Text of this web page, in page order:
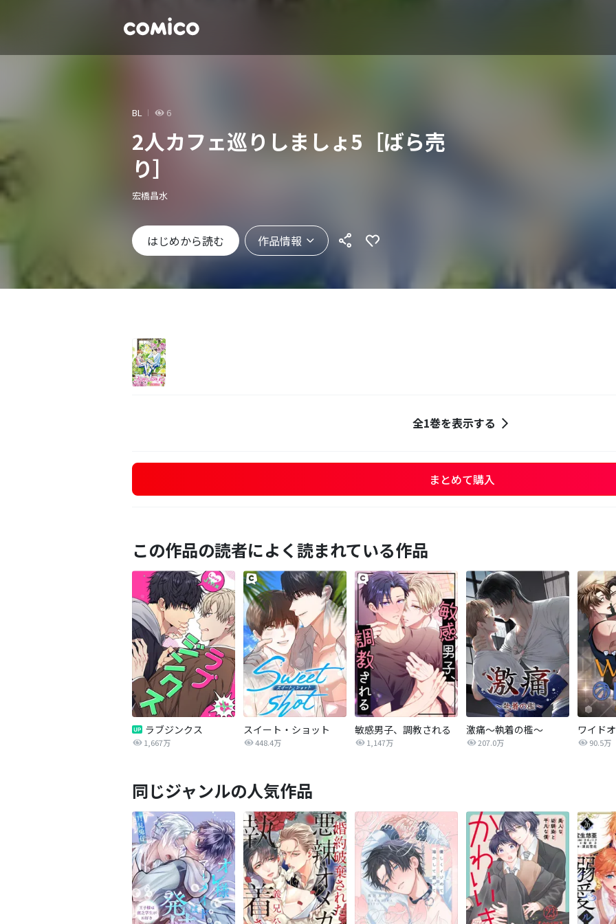
BL 6
2人カフェ巡りしましょ5［ばら売
り］
宏橋昌水
はじめから読む 作品情報
全1巻を表示する
まとめて購入
この作品の読者によく読まれている作品
ラブジンクス
1,667万
スイート・ショット
448.4万
敏感男子、調教される
1,147万
激痛～執着の檻～
207.0万 90.5万
同じジャンルの人気作品